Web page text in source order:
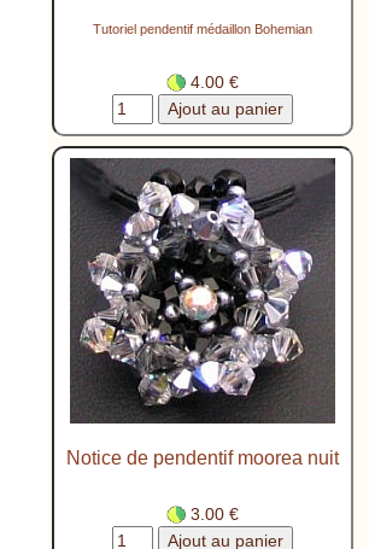
Tutoriel pendentif médaillon Bohemian
4.00 €
Notice de pendentif moorea nuit
3.00 €